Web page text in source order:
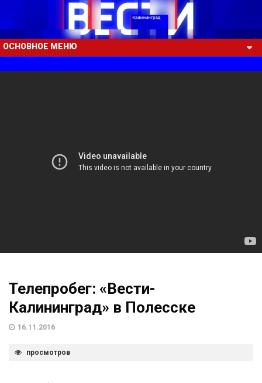
ОСНОВНОЕ МЕНЮ
Телепробег: «Вести-
Калининград» в Полесске
16.11.2016
просмотров